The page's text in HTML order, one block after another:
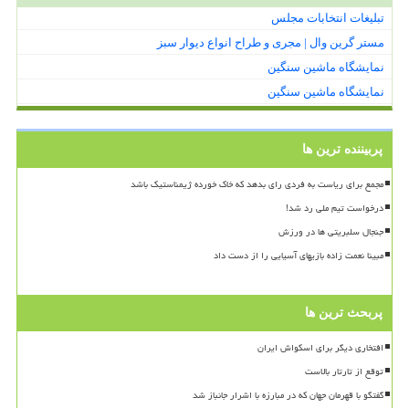
تبلیغات انتخابات مجلس
مستر گرین وال | مجری و طراح انواع دیوار سبز
نمایشگاه ماشین سنگین
نمایشگاه ماشین سنگین
پربیننده ترین ها
مجمع برای ریاست به فردی رای بدهد که خاک خورده ژیمناستیک باشد
درخواست تیم ملی رد شد!
جنجال سلبریتی ها در ورزش
مبینا نعمت زاده بازیهای آسیایی را از دست داد
پربحث ترین ها
افتخاری دیگر برای اسکواش ایران
توقع از تارتار بالاست
گفتگو با قهرمان جهان که در مبارزه با اشرار جانباز شد